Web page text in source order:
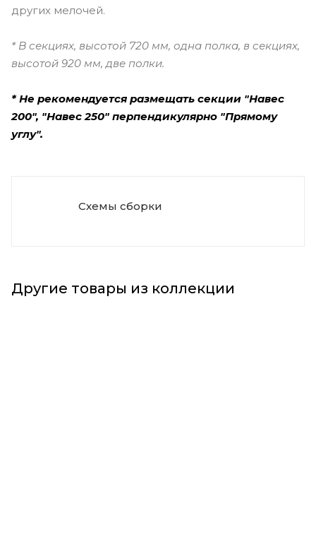
других мелочей.
* В секциях, высотой 720 мм, одна полка, в секциях,
высотой 920 мм, две полки.
* Не рекомендуется размещать секции "Навес
200", "Навес 250" перпендикулярно "Прямому
углу".
Схемы сборки
Другие товары из коллекции